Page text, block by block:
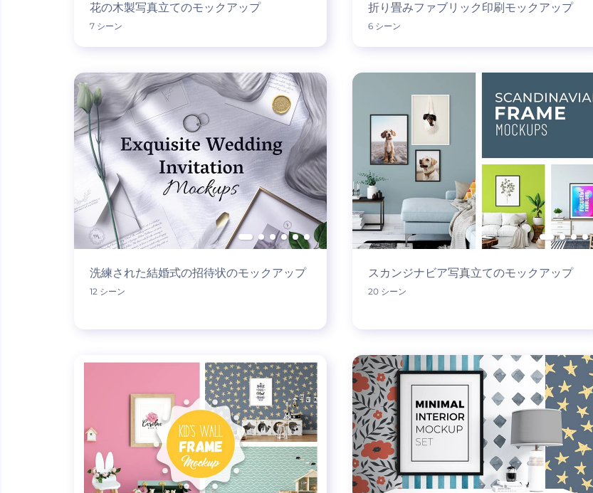
花の木製写真立てのモックアップ
7 シーン
折り畳みファブリック印刷モックアップ
6 シーン
洗練された結婚式の招待状のモックアップ
12 シーン
スカンジナビア写真立てのモックアップ
20 シーン